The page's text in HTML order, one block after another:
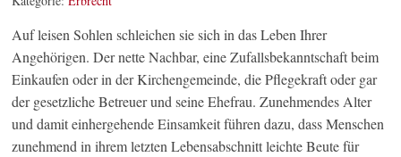
Auf leisen Sohlen schleichen sie sich in das Leben Ihrer
Angehörigen. Der nette Nachbar, eine Zufallsbekanntschaft beim
Einkaufen oder in der Kirchengemeinde, die Pflegekraft oder gar
der gesetzliche Betreuer und seine Ehefrau. Zunehmendes Alter
und damit einhergehende Einsamkeit führen dazu, dass Menschen
zunehmend in ihrem letzten Lebensabschnitt leichte Beute für